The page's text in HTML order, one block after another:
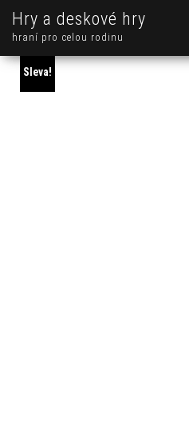
Hry a deskové hry
hraní pro celou rodinu
Sleva!